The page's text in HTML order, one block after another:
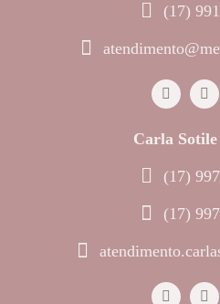
(17)
Carla
(17)
(17)